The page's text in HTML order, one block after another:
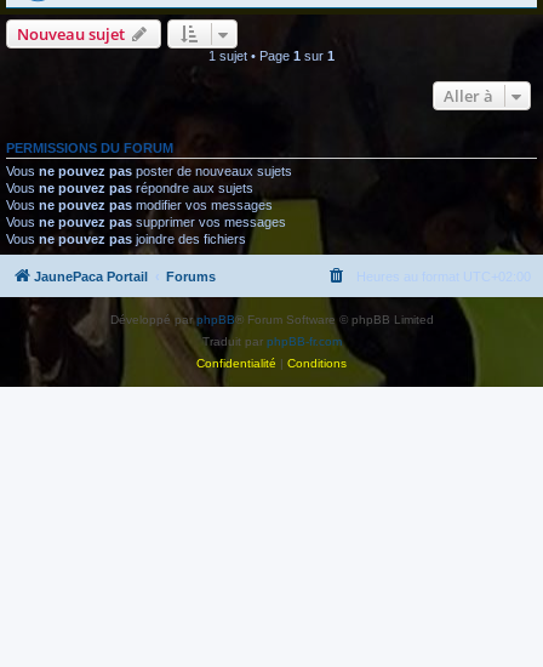
Nouveau sujet
1 sujet • Page 1 sur 1
Aller à
PERMISSIONS DU FORUM
Vous ne pouvez pas poster de nouveaux sujets
Vous ne pouvez pas répondre aux sujets
Vous ne pouvez pas modifier vos messages
Vous ne pouvez pas supprimer vos messages
Vous ne pouvez pas joindre des fichiers
JaunePaca Portail Forums Heures au format UTC+02:00
Développé parphpBB® Forum Software © phpBB Limited
Traduit par phpBB-fr.com
Confidentialité | Conditions